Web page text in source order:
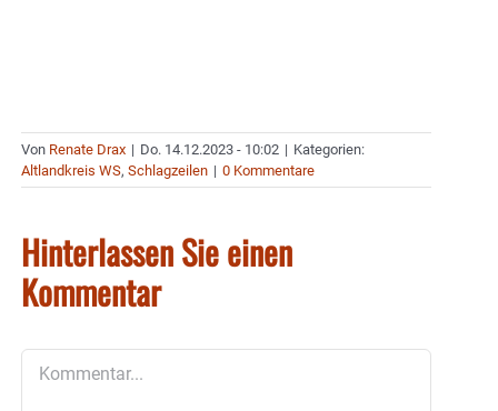
Von Renate Drax | Do. 14.12.2023 - 10:02 | Kategorien:
Altlandkreis WS, Schlagzeilen | 0 Kommentare
Hinterlassen Sie einen
Kommentar